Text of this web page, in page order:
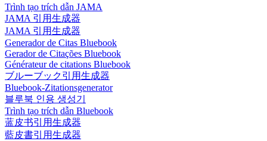
Trình tạo trích dẫn JAMA
JAMA 引用生成器
JAMA 引用生成器
Generador de Citas Bluebook
Gerador de Citações Bluebook
Générateur de citations Bluebook
ブルーブック引用生成器
Bluebook-Zitationsgenerator
블루북 인용 생성기
Trình tạo trích dẫn Bluebook
蓝皮书引用生成器
藍皮書引用生成器